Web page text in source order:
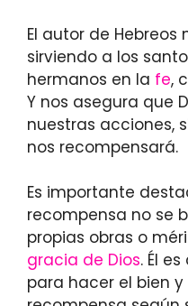
El autor de
sirviendo a los
hermanos en la fe,
Y nos asegura que
nuestras acciones,
nos recompensará.
Es importante
recompensa no se
propias obras o
gracia de Dios. Él
para hacer el bien y